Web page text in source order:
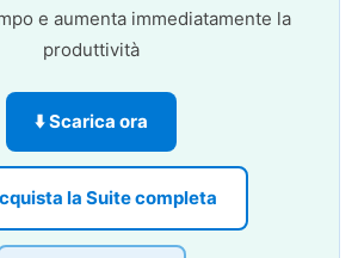
e aumenta immediatamente la
produttività
⬇️ Scarica ora
la Suite completa